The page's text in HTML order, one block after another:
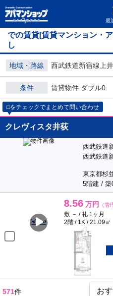
最
での賃貸[賃貸マンション・
し
地域・路線 西武鉄道新宿線上
条件 賃貸物件 ダブル0
□をチェックでまとめて問い合わせ
クレヴィスタ井荻
西武鉄道
西武鉄道
東京都杉
5階建 / 築
8.56 万円 （管
敷 － / 礼 1ヶ月
2階 / 1K / 21.09㎡
571件